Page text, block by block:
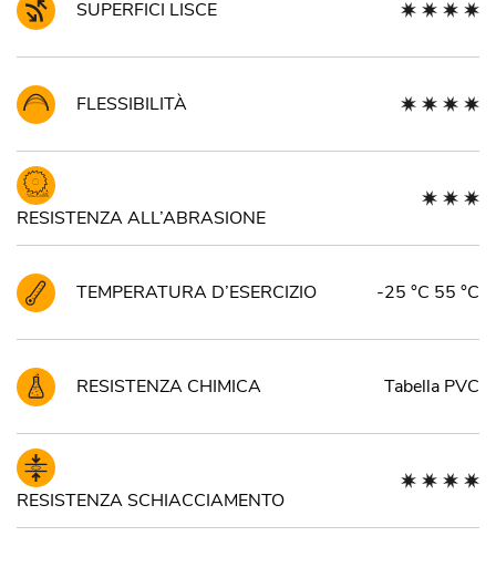
SUPERFICI LISCE
FLESSIBILITÀ
RESISTENZA ALL’ABRASIONE
TEMPERATURA D’ESERCIZIO -25 °C 55 °C
RESISTENZA CHIMICA Tabella PVC
RESISTENZA SCHIACCIAMENTO